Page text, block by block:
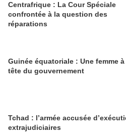
Centrafrique : La Cour Spéciale
confrontée à la question des
réparations
Guinée équatoriale : Une femme à
tête du gouvernement
Tchad : l’armée accusée
extrajudiciaires